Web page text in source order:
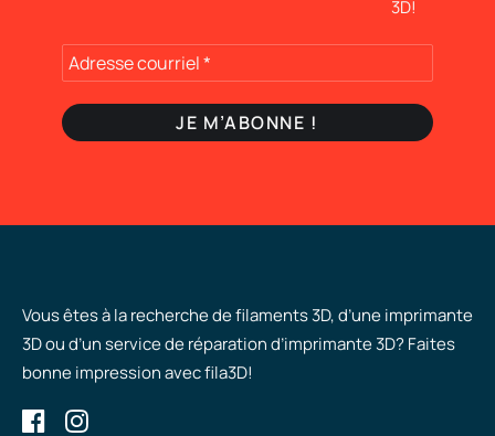
3D!
Vous êtes à la recherche de filaments 3D, d’une imprimante
3D ou d’un service de réparation d’imprimante 3D? Faites
bonne impression avec fila3D!